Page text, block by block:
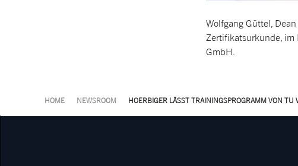
Wolfgang Güttel,
Zertifikatsurkunde, im
GmbH.
HOME NEWSROOM HOERBIGER LÄSST TRAININGSPROGRAMM VON TU